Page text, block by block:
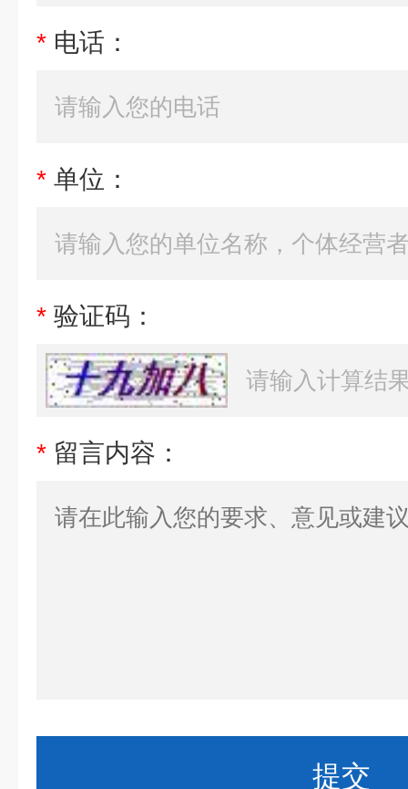
* 电话：
* 单位：
* 验证码：
* 留言内容：